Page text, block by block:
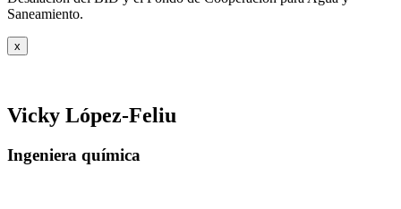
Saneamiento.
x
Vicky López-Feliu
Ingeniera química